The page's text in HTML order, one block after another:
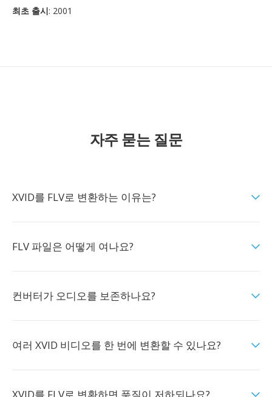
최초 출시: 2001
자주 묻는 질문
XVID를 FLV로 변환하는 이유는?
FLV 파일은 어떻게 여나요?
컨버터가 오디오를 보존하나요?
여러 XVID 비디오를 한 번에 변환할 수 있나요?